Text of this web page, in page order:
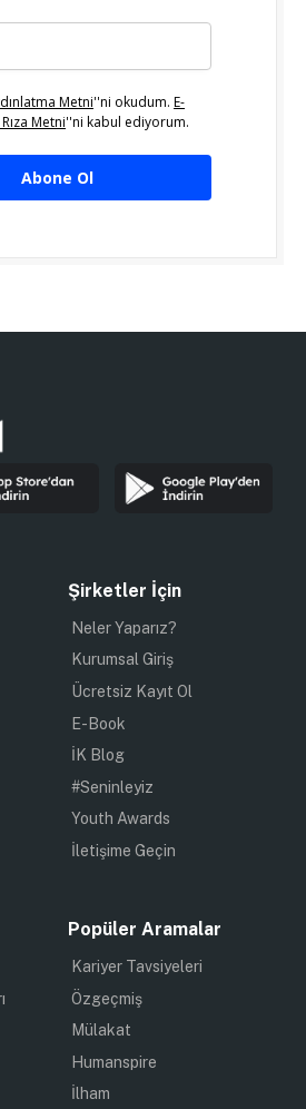
Metni''ni okudum. E-
Metni''ni kabul ediyorum.
Abone Ol
Şirketler İçin
Neler Yaparız?
Kurumsal Giriş
Ücretsiz Kayıt Ol
E-Book
İK Blog
#Seninleyiz
Youth Awards
İletişime Geçin
Popüler Aramalar
Kariyer Tavsiyeleri
Özgeçmiş
Mülakat
Humanspire
İlham